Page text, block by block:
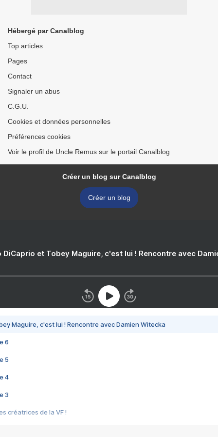
Hébergé par Canalblog
Top articles
Pages
Contact
Signaler un abus
C.G.U.
Cookies et données personnelles
Préférences cookies
Voir le profil de Uncle Remus sur le portail Canalblog
Créer un blog sur Canalblog
Créer un blog
DiCaprio et Tobey Maguire, c'est lui ! Rencontre avec
Maguire, c'est lui ! Rencontre avec Damien Witecka
6
5
4
3
créatrices de la VF !